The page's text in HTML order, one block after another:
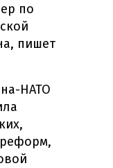
по
пишет
НАТО